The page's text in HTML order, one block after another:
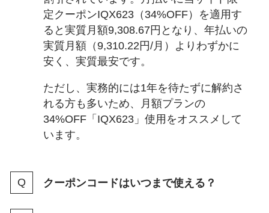
定クーポンIQX623（34%OFF）を適用す
ると実質月額9,308.67円となり、年払いの
実質月額（9,310.22円/月）よりわずかに
安く、実質最安です。
ただし、実務的には1年を待たずに解約さ
れる方も多いため、月額プランの
34%OFF「IQX623」使用をオススメして
います。
クーポンコードはいつまで使える？